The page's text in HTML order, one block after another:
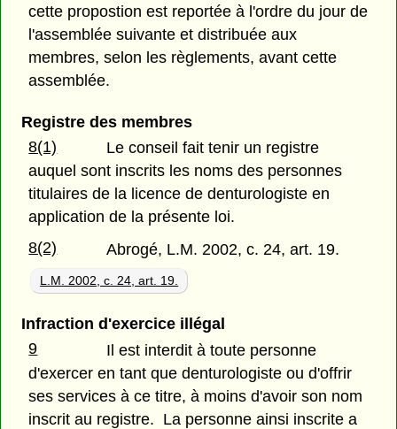
cette propostion est reportée à l'ordre du jour de
l'assemblée suivante et distribuée aux
membres, selon les règlements, avant cette
assemblée.
Registre des membres
8(1)
Le conseil fait tenir un registre
auquel sont inscrits les noms des personnes
titulaires de la licence de denturologiste en
application de la présente loi.
8(2)
Abrogé, L.M. 2002, c. 24, art. 19.
L.M. 2002, c. 24, art. 19.
Infraction d'exercice illégal
9
Il est interdit à toute personne
d'exercer en tant que denturologiste ou d'offrir
ses services à ce titre, à moins d'avoir son nom
inscrit au registre. La personne ainsi inscrite a